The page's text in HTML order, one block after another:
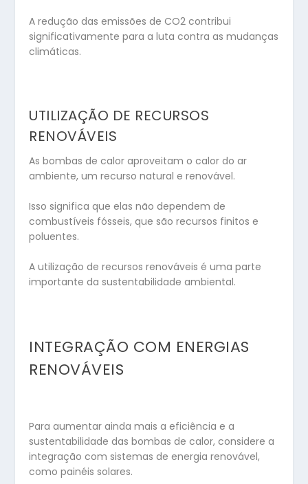
A redução das emissões de CO2 contribui
significativamente para a luta contra as mudanças
climáticas.
UTILIZAÇÃO DE RECURSOS
RENOVÁVEIS
As bombas de calor aproveitam o calor do ar
ambiente, um recurso natural e renovável.
Isso significa que elas não dependem de
combustíveis fósseis, que são recursos finitos e
poluentes.
A utilização de recursos renováveis é uma parte
importante da sustentabilidade ambiental.
INTEGRAÇÃO COM ENERGIAS
RENOVÁVEIS
Para aumentar ainda mais a eficiência e a
sustentabilidade das bombas de calor, considere a
integração com sistemas de energia renovável,
como painéis solares.